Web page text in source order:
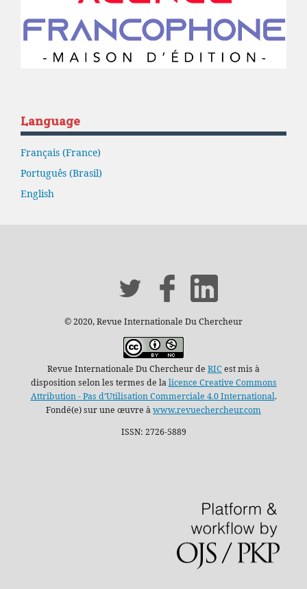
Language
Français (France)
Português (Brasil)
English
© 2020, Revue Internationale Du Chercheur
Revue Internationale Du Chercheur de RIC est mis à
disposition selon les termes de lalicence Creative Commons
Attribution - Pas d’Utilisation Commerciale 4.0 International.
Fondé(e) sur une œuvre àwww.revuechercheur.com
ISSN: 2726-5889